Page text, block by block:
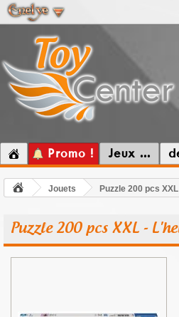
Promo ! Jeux ...
Jouets Puzzle 200 pcs
Puzzle 200 pcs XXL -